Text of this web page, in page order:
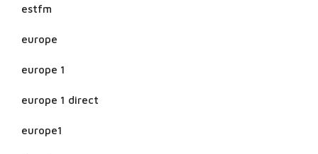
estfm
europe
europe 1
europe 1 direct
europe1